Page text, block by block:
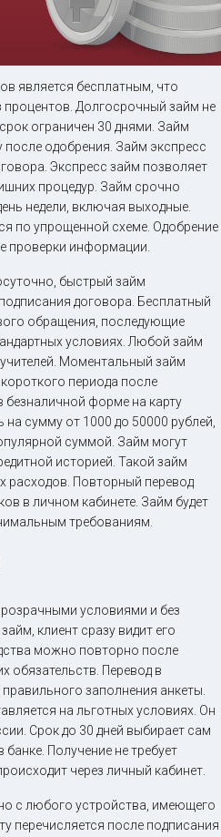
до 50 000₽
от 5до 30 дня
является бесплатным, что
процентов. Долгосрочный займ не
ограничен 30 днями. Займ
после одобрения. Займ экспресс
Экспресс займ позволяет
процедур. Займ срочно
недели, включая выходные.
по упрощенной схеме. Одобрение
проверки информации.
быстрый займ
договора. Бесплатный
обращения, последующие
условиях. Любой займ
Моментальный займ
периода после
безналичной форме на карту
сумму от 1000 до 50000 рублей,
суммой. Займ могут
историей. Такой займ
расходов. Повторный перевод
в личном кабинете. Займ будет
требованиям.
условиями и без
клиент сразу видит его
можно повторно после
обязательств. Перевод в
заполнения анкеты.
на льготных условиях. Он
Срок до 30 дней выбирает сам
Получение не требует
через личный кабинет.
с любого устройства, имеющего
перечисляется после подписания